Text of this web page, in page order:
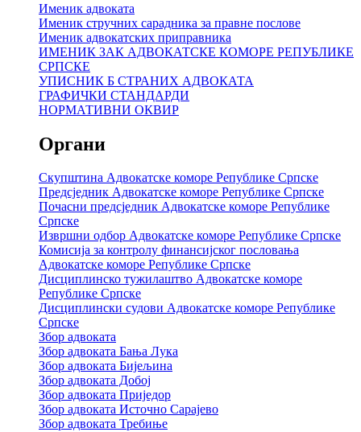
Именик адвоката
Именик стручних сарадника за правне послове
Именик адвокатских приправника
ИМЕНИК ЗАК АДВОКАТСКЕ КОМОРЕ РЕПУБЛИКЕ
СРПСКЕ
УПИСНИК Б СТРАНИХ АДВОКАТА
ГРАФИЧКИ СТАНДАРДИ
НОРМАТИВНИ ОКВИР
Органи
Скупштина Адвокатске коморе Републике Српске
Предсједник Адвокатске коморе Републике Српске
Почасни предсједник Адвокатске коморе Републике
Српске
Извршни одбор Адвокатске коморе Републике Српске
Комисија за контролу финансијског пословања
Адвокатске коморе Републике Српске
Дисциплинско тужилаштво Адвокатске коморе
Републике Српске
Дисциплински судови Адвокатске коморе Републике
Српске
Збор адвоката
Збор адвоката Бања Лука
Збор адвоката Бијељина
Збор адвоката Добој
Збор адвоката Приједор
Збор адвоката Источно Сарајево
Збор адвоката Требиње